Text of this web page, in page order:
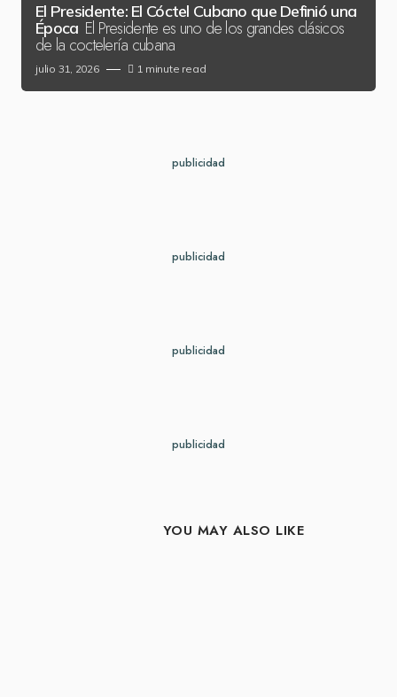
El Presidente: El Cóctel Cubano que Definió una
Época El Presidente es uno de los grandes clásicos
de la coctelería cubana
julio 31, 2026 1 minute read
publicidad
publicidad
publicidad
publicidad
YOU MAY ALSO LIKE